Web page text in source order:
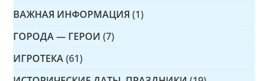
ВАЖНАЯ ИНФОРМАЦИЯ (1)
ГОРОДА — ГЕРОИ (7)
ИГРОТЕКА (61)